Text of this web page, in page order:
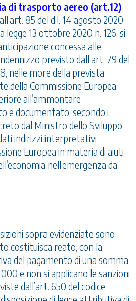
di trasporto aereo (art.12)
85 del d.l. 14 agosto 2020
legge 13 ottobre 2020 n. 126, si
concessa alle
previsto dall’art. 79 del
nelle more della prevista
della Commissione Europea,
all’ammontare
e documentato, secondo i
dal Ministro dello Sviluppo
indirizzi interpretativi
Europea in materia di aiuti
nell’emergenza da
sopra evidenziate sono
costituisca reato, con la
del pagamento di una somma
e non si applicano le sanzioni
dall’art. 650 del codice